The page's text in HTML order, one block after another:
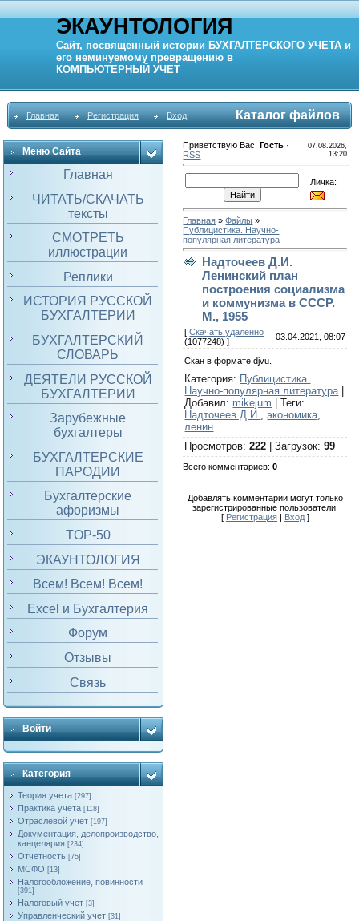
ЭКАУНТОЛОГИЯ
Сайт, посвященный истории БУХГАЛТЕРСКОГО УЧЕТА и
его неминуемому превращению в
КОМПЬЮТЕРНЫЙ УЧЕТ
Главная Регистрация Вход Каталог файлов
Меню Сайта
Главная
ЧИТАТЬ/СКАЧАТЬ
тексты
СМОТРЕТЬ
иллюстрации
Реплики
ИСТОРИЯ РУССКОЙ
БУХГАЛТЕРИИ
БУХГАЛТЕРСКИЙ
СЛОВАРЬ
ДЕЯТЕЛИ РУССКОЙ
БУХГАЛТЕРИИ
Зарубежные
бухгалтеры
БУХГАЛТЕРСКИЕ
ПАРОДИИ
Бухгалтерские
афоризмы
TOP-50
ЭКАУНТОЛОГИЯ
Всем! Всем! Всем!
Excel и Бухгалтерия
Форум
Отзывы
Связь
Войти
Категория
Теория учета [297]
Практика учета [118]
Отраслевой учет [197]
Документация, делопроизводство,
канцелярия [234]
Отчетность [75]
МСФО [13]
Налогообложение, повинности
[391]
Налоговый учет [3]
Управленческий учет [31]
Приветствую Вас ,Гость ·
RSS
07.08.2026,
13:20
Личка:
Главная »Файлы »
Публицистика. Научно-
популярная литература
Надточеев Д.И.
Ленинский план
построения социализма
и коммунизма в СССР.
М., 1955
[Скачать удаленно
(1077248) ]
03.04.2021, 08:07
Скан в формате djvu.
Категория: Публицистика.
Научно-популярная литература|
Добавил: mikejum |Теги:
Надточеев Д.И.,экономика,
ленин
Просмотров:222 |Загрузок:99
Всего комментариев:0
Добавлять комментарии могут только
зарегистрированные пользователи.
[ Регистрация| Вход]